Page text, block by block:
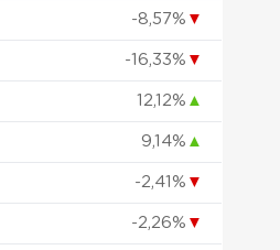
-8,57% ▼
-16,33% ▼
12,12% ▲
9,14% ▲
-2,41% ▼
-2,26% ▼